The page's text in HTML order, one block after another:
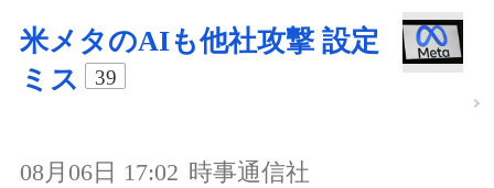
米メタのAIも他社攻撃 設定
ミス
39
08月06日 17:02 時事通信社